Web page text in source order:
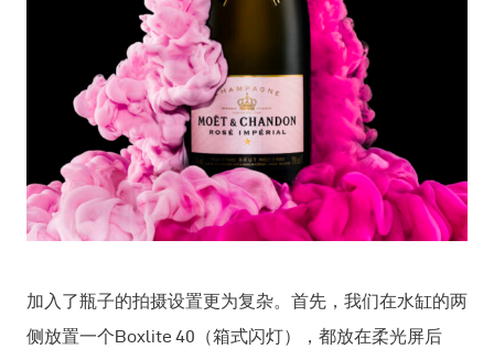
加入了瓶子的拍摄设置更为复杂。首先，我们在水缸的两
侧放置一个Boxlite 40（箱式闪灯），都放在柔光屏后